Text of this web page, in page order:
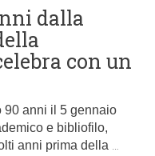
dalla
con un
90 anni il 5 gennaio
e bibliofilo,
anni prima della